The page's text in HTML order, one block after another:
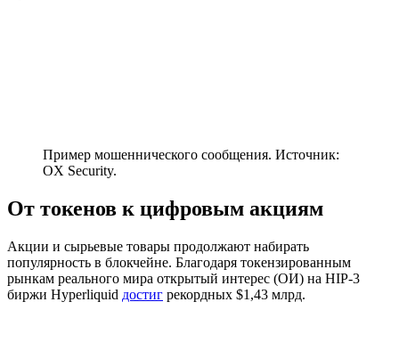
Пример мошеннического сообщения. Источник:
OX Security.
От токенов к цифровым акциям
Акции и сырьевые товары продолжают набирать
популярность в блокчейне. Благодаря токензированным
рынкам реального мира открытый интерес (ОИ) на HIP-3
биржи Hyperliquid достиг рекордных $1,43 млрд.